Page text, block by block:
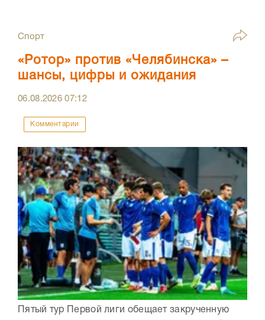
Спорт
«Ротор» против «Челябинска» –
шансы, цифры и ожидания
06.08.202607:12
Комментарии
Пятый тур Первой лиги обещает закрученную